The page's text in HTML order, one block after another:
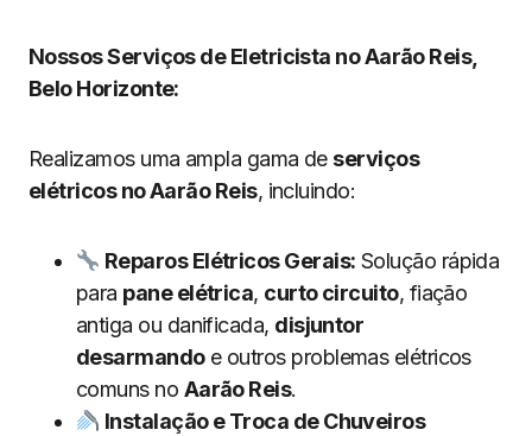
Nossos Serviços de Eletricista no Aarão Reis,
Belo Horizonte:
Realizamos uma ampla gama de serviços
elétricos no Aarão Reis, incluindo:
Reparos Elétricos Gerais: Solução rápida
para pane elétrica, curto circuito, fiação
antiga ou danificada, disjuntor
desarmandoe outros problemas elétricos
comuns no Aarão Reis.
Instalação e Troca de Chuveiros